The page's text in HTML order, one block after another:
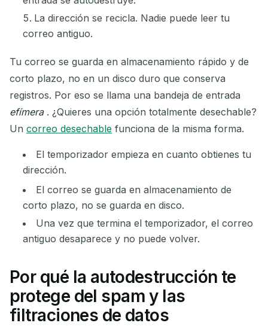
La dirección se recicla. Nadie puede leer tu
correo antiguo.
Tu correo se guarda en almacenamiento rápido y de
corto plazo, no en un disco duro que conserva
registros. Por eso se llama una bandeja de entrada
efímera. ¿Quieres una opción totalmente desechable?
Un correo desechable funciona de la misma forma.
El temporizador empieza en cuanto obtienes tu
dirección.
El correo se guarda en almacenamiento de
corto plazo, no se guarda en disco.
Una vez que termina el temporizador, el correo
antiguo desaparece y no puede volver.
Por qué la autodestrucción te
protege del spam y las
filtraciones de datos